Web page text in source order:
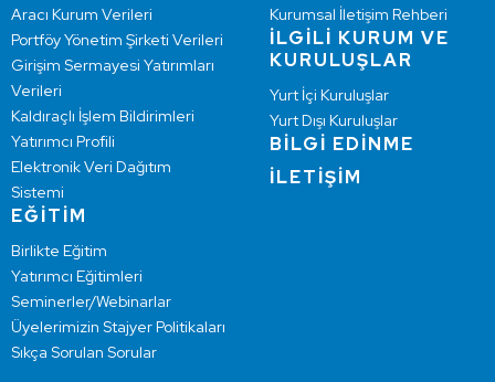
Aracı Kurum Verileri
Portföy Yönetim Şirketi Verileri
Girişim Sermayesi Yatırımları
Verileri
Kaldıraçlı İşlem Bildirimleri
Yatırımcı Profili
Elektronik Veri Dağıtım
Sistemi
EĞİTİM
Birlikte Eğitim
Yatırımcı Eğitimleri
Seminerler/Webinarlar
Üyelerimizin Stajyer Politikaları
Sıkça Sorulan Sorular
Kurumsal İletişim Rehberi
İLGİLİ KURUM VE
KURULUŞLAR
Yurt İçi Kuruluşlar
Yurt Dışı Kuruluşlar
BİLGİ EDİNME
İLETİŞİM